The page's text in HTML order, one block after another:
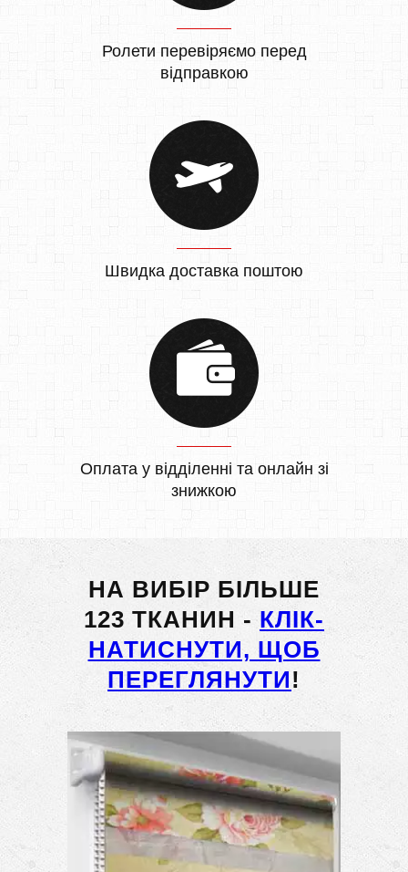
Ролети перевіряємо перед
відправкою
Швидка доставка поштою
Оплата у відділенні та онлайн зі
знижкою
НА ВИБІР БІЛЬШЕ
123 ТКАНИН - КЛІК-
НАТИСНУТИ, ЩОБ
ПЕРЕГЛЯНУТИ!